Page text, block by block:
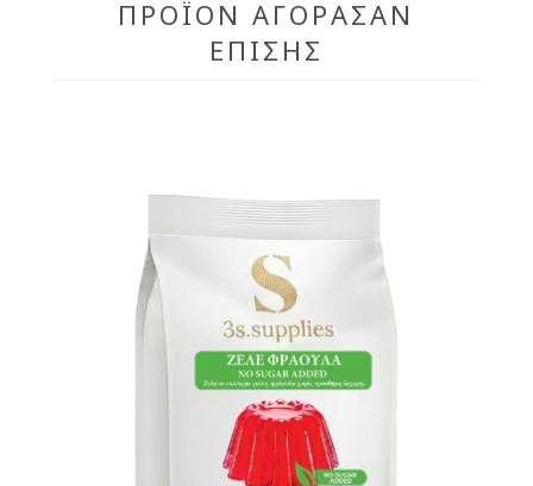
ΠΡΟΪΌΝ ΑΓΌΡΑΣΑΝ
ΕΠΊΣΗΣ